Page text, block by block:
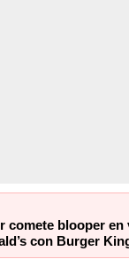
comete blooper en
con Burger